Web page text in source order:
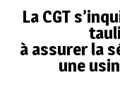
La CGT
à assurer la
une